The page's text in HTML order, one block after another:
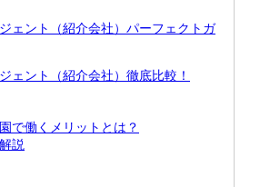
ェント（紹介会社）パーフェクトガ
ェント（紹介会社）徹底比較！
で働くメリットとは？
説